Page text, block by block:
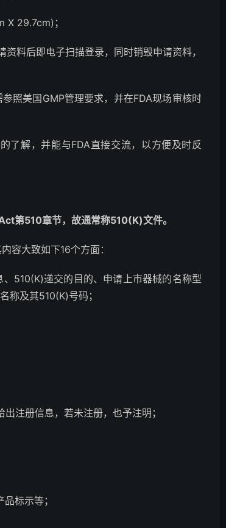
X 29.7cm)；
料后即电子扫描登录，同时销毁申请资料，
照美国GMP管理要求，并在FDA现场审核时
了解，并能与FDA直接交流，以方便及时反
第510章节，故通常称510(K)文件。
容大致如下16个方面：
510(K)递交的目的、申请上市器械的名称型
称及其510(K)号码；
注册信息，若未注册，也予注明；
标示等；